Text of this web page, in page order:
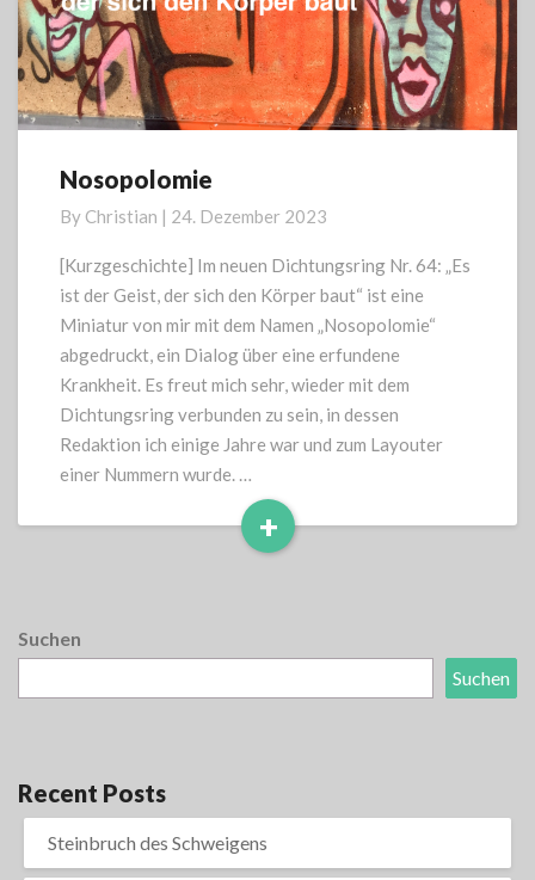
Nosopolomie
Nosopolomie
By Christian | 24. Dezember 2023
[Kurzgeschichte] Im neuen Dichtungsring Nr. 64: „Es
ist der Geist, der sich den Körper baut“ ist eine
Miniatur von mir mit dem Namen „Nosopolomie“
abgedruckt, ein Dialog über eine erfundene
Krankheit. Es freut mich sehr, wieder mit dem
Dichtungsring verbunden zu sein, in dessen
Redaktion ich einige Jahre war und zum Layouter
einer Nummern wurde. …
+
Read
Suchen
Suchen
Recent Posts
Steinbruch des Schweigens